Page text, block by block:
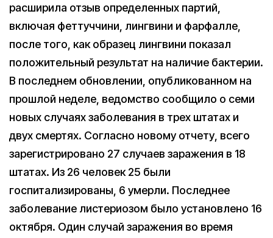
расширила отзыв определенных партий,
включая феттуччини, лингвини и фарфалле,
после того, как образец лингвини показал
положительный результат на наличие бактерии.
В последнем обновлении, опубликованном на
прошлой неделе, ведомство сообщило о семи
новых случаях заболевания в трех штатах и
двух смертях. Согласно новому отчету, всего
зарегистрировано 27 случаев заражения в 18
штатах. Из 26 человек 25 были
госпитализированы, 6 умерли. Последнее
заболевание листериозом было установлено 16
октября. Один случай заражения во время